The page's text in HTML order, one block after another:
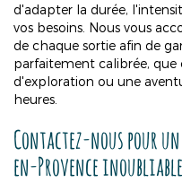
d'adapter la durée,
vos besoins. Nous vous
de chaque sortie afin de
parfaitement calibrée,
d'exploration ou une
heures.
Contactez-nous pour un
en-Provenceinoubliable